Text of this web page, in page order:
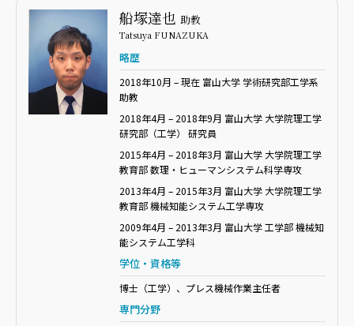
船塚達也 助教
Tatsuya FUNAZUKA
略歴
2018年10月 – 現在 富山大学 学術研究部工学系
助教
2018年4月 – 2018年9月 富山大学 大学院理工学
研究部（工学） 研究員
2015年4月 – 2018年3月 富山大学 大学院理工学
教育部 数理・ヒューマンシステム科学専攻
2013年4月 – 2015年3月 富山大学 大学院理工学
教育部 機械知能システム工学専攻
2009年4月 – 2013年3月 富山大学 工学部 機械知
能システム工学科
学位・資格等
博士（工学）、プレス機械作業主任者
専門分野